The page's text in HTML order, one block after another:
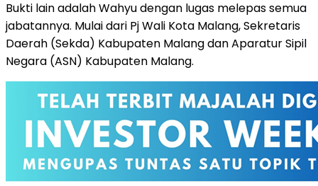
Bukti lain adalah Wahyu dengan lugas melepas semua
jabatannya. Mulai dari Pj Wali Kota Malang, Sekretaris
Daerah (Sekda) Kabupaten Malang dan Aparatur Sipil
Negara (ASN) Kabupaten Malang.